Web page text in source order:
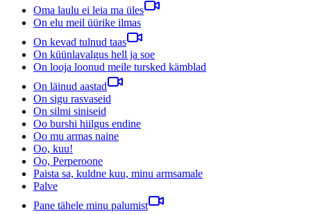
Oma laulu ei leia ma üles
On elu meil üürike ilmas
On kevad tulnud taas
On küünlavalgus hell ja soe
On looja loonud meile tursked kämblad
On läinud aastad
On sigu rasvaseid
On silmi siniseid
Oo burshi hiilgus endine
Oo mu armas naine
Oo, kuu!
Oo, Perperoone
Paista sa, kuldne kuu, minu armsamale
Palve
Pane tähele minu palumist